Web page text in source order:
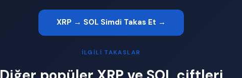
XRP → SOL Simdi Takas Et →
İLGILI TAKASLAR